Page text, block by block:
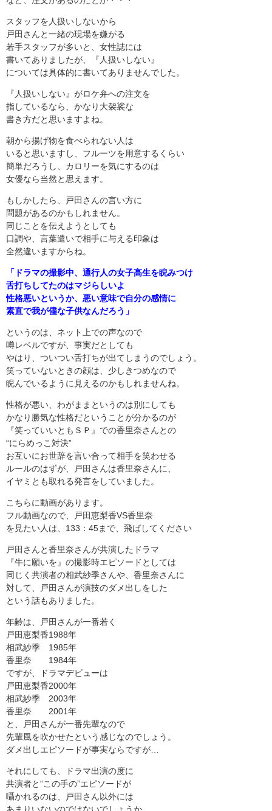
スタッフを人扱いしないから
戸田さんと一緒の現場を嫌がる
若手スタッフが多いと、女性誌には
書いてありましたが、『人扱いしない』
については具体的に書いてありませんでした。
『人扱いしない』がロケ弁への注文を
指しているなら、かなり大袈裟な
書き方だと思いますよね。
朝から揚げ物を食べられない人は
いると思いますし、フルーツを用意するくらい
簡単だろうし、カロリーを気にするのは
女優なら当然と思えます。
もしかしたら、戸田さんの言い方に
問題があるのかもしれません。
同じことを伝えようとしても
口調や、言葉遣いで相手に与える印象は
全然違いますからね。
「ドラマの撮影中、通行人の女子高生を睨みつけ
舌打ちしてたのはマジらしいよ
性格悪いというか、悪い意味で自分の感情に
素直で我が儘な子供なんだろう」
というのは、ネット上での声なので
噂レベルですが、事実だとしても
やはり、ついつい舌打ちが出てしまうのでしょう。
笑っていないときの顔は、少しきつめなので
睨んでいるように見えるのかもしれませんね。
性格が悪い、わがままというのは別にしても
かなり勝気な性格だということが分かるのが
『笑っていいともＳＰ』での香里奈さんとの
“にらめっこ対決”
お互いにお世辞を言い合って相手を笑わせる
ルールのはずが、戸田さんは香里奈さんに、
イヤミとも取れる発言をしていました。
こちらに動画があります。
フル動画なので、戸田恵梨香VS香里奈
を見たい人は、133：45まで、飛ばしてください
戸田さんと香里奈さんが共演したドラマ
『牛に願いを』の撮影時エピソードとしては
同じく共演者の相武紗季さんや、香里奈さんに
対して、戸田さんが演技のダメ出しをした
という話もありました。
年齢は、戸田さんが一番若く
戸田恵梨香1988年
相武紗季 1985年
香里奈 1984年
ですが、ドラマデビューは
戸田恵梨香2000年
相武紗季 2003年
香里奈 2001年
と、戸田さんが一番先輩なので
先輩風を吹かせたという感じなのでしょう。
ダメ出しエピソードが事実ならですが…
それにしても、ドラマ出演の度に
共演者と“この手の”エピソードが
囁かれるのは、戸田さん以外には